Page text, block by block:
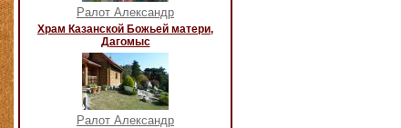
Ралот Александр
Храм Казанской Божьей матери,
Дагомыс
Ралот Александр